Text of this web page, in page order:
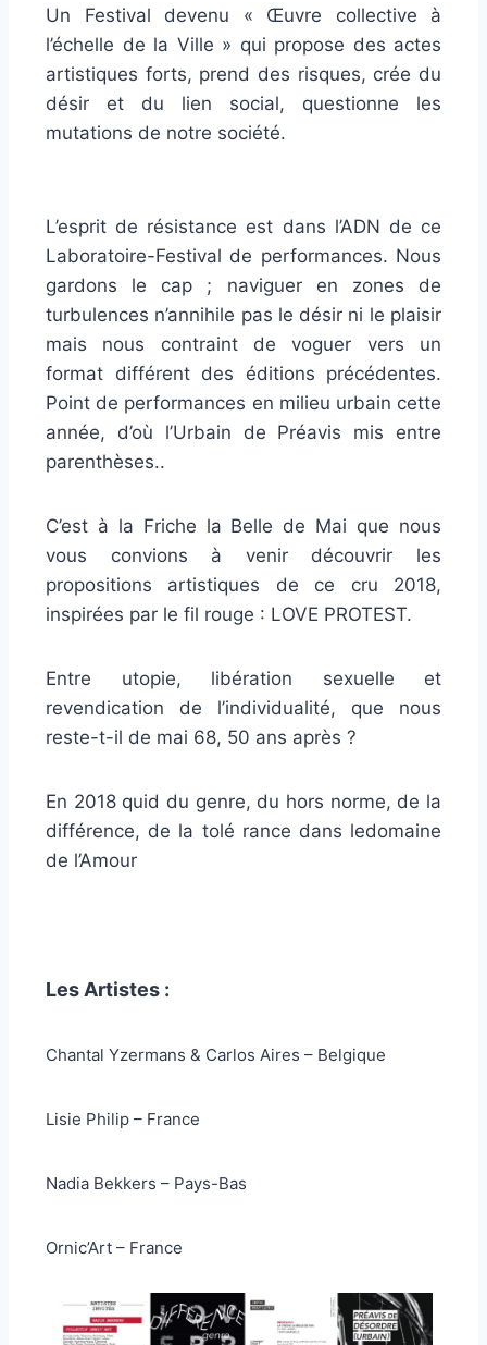
Un Festival devenu « Œuvre collective à
l’échelle de la Ville » qui propose des actes
artistiques forts, prend des risques, crée du
désir et du lien social, questionne les
mutations de notre société.
L’esprit de résistance est dans l’ADN de ce
Laboratoire-Festival de performances. Nous
gardons le cap ; naviguer en zones de
turbulences n’annihile pas le désir ni le plaisir
mais nous contraint de voguer vers un
format différent des éditions précédentes.
Point de performances en milieu urbain cette
année, d’où l’Urbain de Préavis mis entre
parenthèses..
C’est à la Friche la Belle de Mai que nous
vous convions à venir découvrir les
propositions artistiques de ce cru 2018,
inspirées par le fil rouge : LOVE PROTEST.
Entre utopie, libération sexuelle et
revendication de l’individualité, que nous
reste-t-il de mai 68, 50 ans après ?
En 2018 quid du genre, du hors norme, de la
différence, de la tolé rance dans ledomaine
de l’Amour
Les Artistes :
Chantal Yzermans & Carlos Aires – Belgique
Lisie Philip – France
Nadia Bekkers – Pays-Bas
Ornic’Art – France